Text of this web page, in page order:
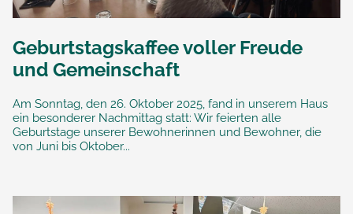
Geburtstagskaffee voller Freude
und Gemeinschaft
Am Sonntag, den 26. Oktober 2025, fand in unserem Haus
ein besonderer Nachmittag statt: Wir feierten alle
Geburtstage unserer Bewohnerinnen und Bewohner, die
von Juni bis Oktober...